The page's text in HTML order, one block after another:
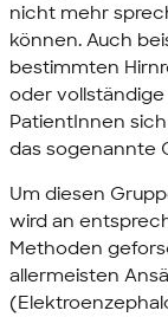
nicht mehr
können. Auch
bestimmten
oder
PatientInnen
das sogenannte
Um diesen
wird an
Methoden
allermeisten